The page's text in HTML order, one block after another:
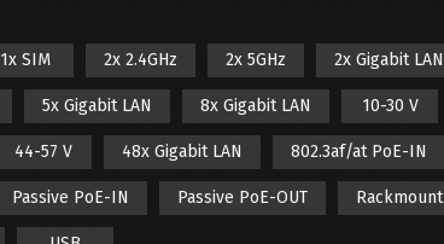
1x SIM 2x 2.4GHz 2x 5GHz 2x Gigabit LAN
5x Gigabit LAN 8x Gigabit LAN 10-30 V
44-57 V 48x Gigabit LAN 802.3af/at PoE-IN
Passive PoE-IN Passive PoE-OUT Rackmount